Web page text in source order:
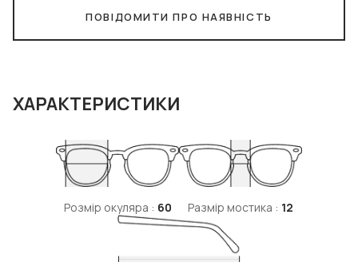
ПОВІДОМИТИ ПРО НАЯВНІСТЬ
ХАРАКТЕРИСТИКИ
Розмір окуляра : 60 Размір мостика : 12